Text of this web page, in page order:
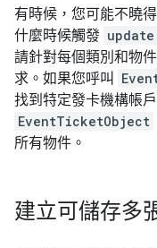
有時候，您可能不曉
什麼時候觸發 update
請針對每個類別和物
求。如果您呼叫
找到特定發卡機構帳
EventTicketObject
所有物件。
建立可儲存多